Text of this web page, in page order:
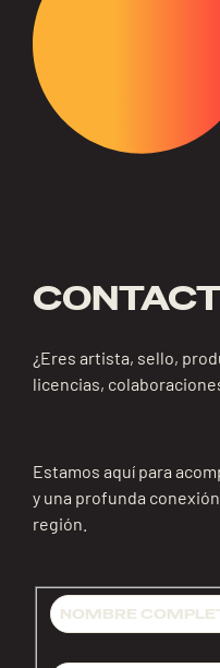
¿Eres artista, sello,
licencias,
Estamos aquí para
y una profunda
región.